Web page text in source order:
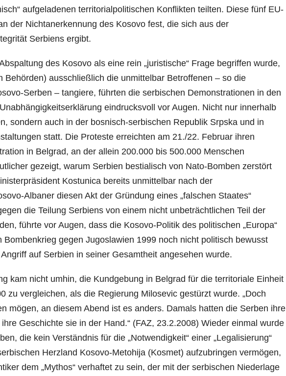
aufgeladenen territorialpolitischen Konflikten teilten. Diese fünf EU-
der Nichtanerkennung des Kosovo fest, die sich aus der
Serbiens ergibt.
des Kosovo als eine rein „juristische“ Frage begriffen wurde,
Behörden) ausschließlich die unmittelbar Betroffenen – so die
Serben – tangiere, führten die serbischen Demonstrationen in den
eindrucksvoll vor Augen. Nicht nur innerhalb
sondern auch in der bosnisch-serbischen Republik Srpska und in
statt. Die Proteste erreichten am 21./22. Februar ihren
in Belgrad, an der allein 200.000 bis 500.000 Menschen
gezeigt, warum Serbien bestialisch von Nato-Bomben zerstört
Kostunica bereits unmittelbar nach der
Albaner diesen Akt der Gründung eines „falschen Staates“
die Teilung Serbiens von einem nicht unbeträchtlichen Teil der
führte vor Augen, dass die Kosovo-Politik des politischen „Europa“
gegen Jugoslawien 1999 noch nicht politisch bewusst
auf Serbien in seiner Gesamtheit angesehen wurde.
kam nicht umhin, die Kundgebung in Belgrad für die territoriale Einheit
zu vergleichen, als die Regierung Milosevic gestürzt wurde. „Doch
mögen, an diesem Abend ist es anders. Damals hatten die Serben ihre
Geschichte sie in der Hand.“ (FAZ, 23.2.2008) Wieder einmal wurde
die kein Verständnis für die „Notwendigkeit“ einer „Legalisierung“
Herzland Kosovo-Metohija (Kosmet) aufzubringen vermögen,
dem „Mythos“ verhaftet zu sein, der mit der serbischen Niederlage